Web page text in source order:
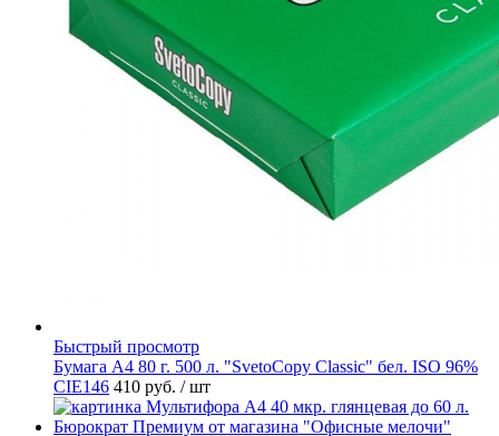
Быстрый просмотр
Бумага А4 80 г. 500 л. "SvetoCopy Classic" бел. ISO 96%
CIE146 410 руб. / шт